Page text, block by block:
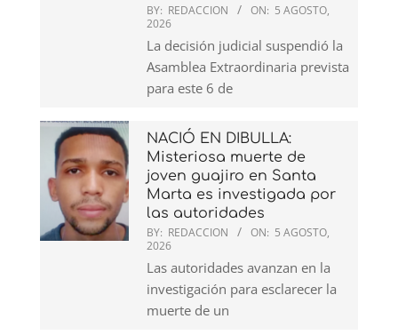
BY: REDACCION ON: 5 AGOSTO,
2026
La decisión judicial suspendió la
Asamblea Extraordinaria prevista
para este 6 de
NACIÓ EN DIBULLA:
Misteriosa muerte de
joven guajiro en Santa
Marta es investigada por
las autoridades
BY: REDACCION ON: 5 AGOSTO,
2026
Las autoridades avanzan en la
investigación para esclarecer la
muerte de un